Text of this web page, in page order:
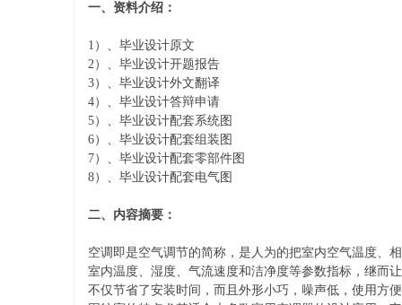
一、资料介绍：
1）、毕业设计原文
2）、毕业设计开题报告
3）、毕业设计外文翻译
4）、毕业设计答辩申请
5）、毕业设计配套系统图
6）、毕业设计配套组装图
7）、毕业设计配套零部件图
8）、毕业设计配套电气图
二、内容摘要：
空调即是空气调节的简称，是人为的把室内空气温度、
室内温度、湿度、气流速度和洁净度等参数指标，继而
不仅节省了安装时间，而且外形小巧，噪声低，使用方